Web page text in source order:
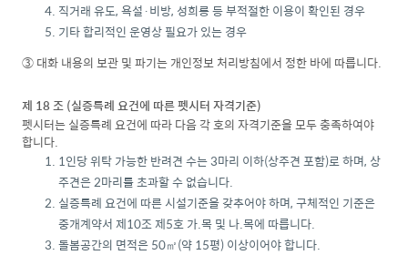
직거래 유도, 욕설·비방, 성희롱 등 부적절한 이용이 확인된 경우
기타 합리적인 운영상 필요가 있는 경우
③ 대화 내용의 보관 및 파기는 개인정보 처리방침에서 정한 바에 따릅니다.
제 18 조 (실증특례 요건에 따른 펫시터 자격기준)
펫시터는 실증특례 요건에 따라 다음 각 호의 자격기준을 모두 충족하여야
합니다.
1인당 위탁 가능한 반려견 수는 3마리 이하(상주견 포함)로 하며, 상
주견은 2마리를 초과할 수 없습니다.
실증특례 요건에 따른 시설기준을 갖추어야 하며, 구체적인 기준은
중개계약서 제10조 제5호 가.목 및 나.목에 따릅니다.
돌봄공간의 면적은 50㎡(약 15평) 이상이어야 합니다.